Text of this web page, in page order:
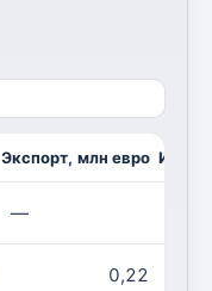
Экспорт, млн евро
—
0,22